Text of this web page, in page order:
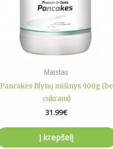
Maistas
Pancakes Blynų mišinys 900g (be
cukraus)
31.99€
Į krepšelį